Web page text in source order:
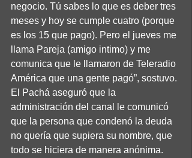
negocio. Tú sabes lo que es deber tres
meses y hoy se cumple cuatro (porque
es los 15 que pago). Pero el jueves me
llama Pareja (amigo intimo) y me
comunica que le llamaron de Teleradio
América que una gente pagó”, sostuvo.
El Pachá aseguró que la
administración del canal le comunicó
que la persona que condenó la deuda
no quería que supiera su nombre, que
todo se hiciera de manera anónima.